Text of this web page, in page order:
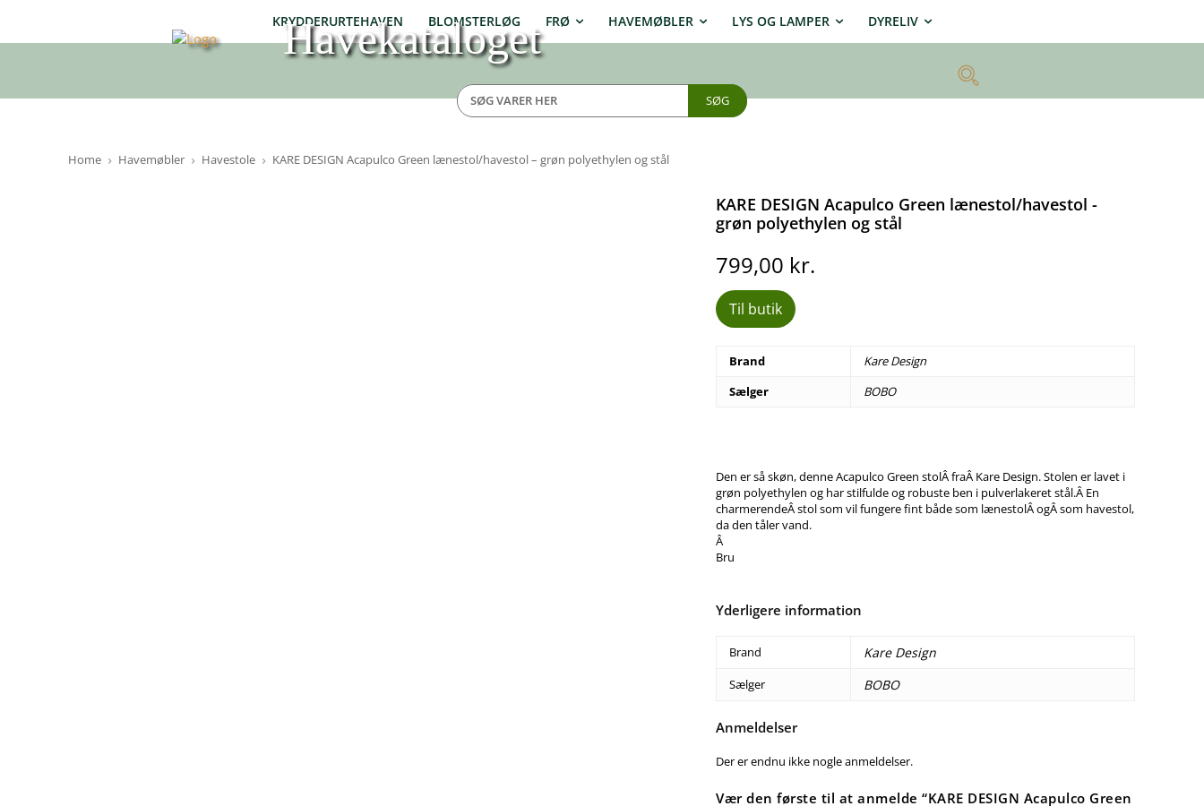
KRYDDERURTEHAVEN BLOMSTERLØG FRØ HAVEMØBLER LYS OG LAMPER DYRELIV
Havekataloget
SØG
Home Havemøbler Havestole KARE DESIGN Acapulco Green lænestol/havestol – grøn polyethylen og stål
KARE DESIGN Acapulco Green lænestol/havestol -
grøn polyethylen og stål
799,00 kr.
Til butik
Brand
Kare Design
Sælger
BOBO
Den er så skøn, denne Acapulco Green stolÂ fraÂ Kare Design. Stolen er lavet i
grøn polyethylen og har stilfulde og robuste ben i pulverlakeret stål.Â En
charmerendeÂ stol som vil fungere fint både som lænestolÂ ogÂ som havestol,
da den tåler vand.
Â
Bru
Yderligere information
Brand Kare Design
Sælger BOBO
Anmeldelser
Der er endnu ikke nogle anmeldelser.
Vær den første til at anmelde “KARE DESIGN Acapulco Green